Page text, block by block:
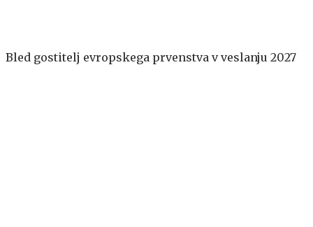
Bled gostitelj evropskega prvenstva v veslanju 2027